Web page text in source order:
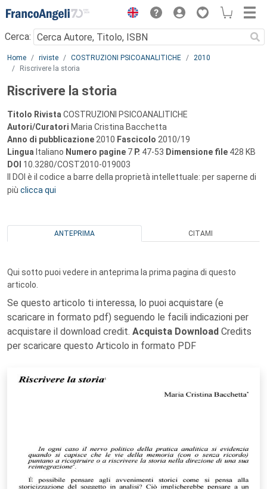
Menu
Cerca:
Main content
Home riviste COSTRUZIONI PSICOANALITICHE
2010
Riscrivere la storia
Riscrivere la storia
Titolo Rivista COSTRUZIONI PSICOANALITICHE
Autori/Curatori Maria Cristina Bacchetta
Anno di pubblicazione 2010 Fascicolo 2010/19
Lingua Italiano Numero pagine 7 P. 47-53 Dimensione file 428 KB
DOI 10.3280/COST2010-019003
Il DOI è il codice a barre della proprietà intellettuale: per saperne di
più clicca qui
ANTEPRIMA CITAMI
Qui sotto puoi vedere in anteprima la prima pagina di questo
articolo.
Se questo articolo ti interessa, lo puoi acquistare (e
scaricare in formato pdf) seguendo le facili indicazioni per
acquistare il download credit. Acquista Download Credits
per scaricare questo Articolo in formato PDF